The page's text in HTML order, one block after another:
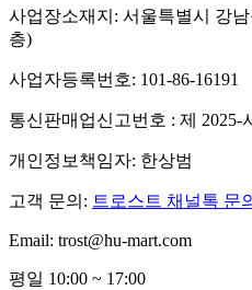
사업장소재지: 서울특별시 강
층)
사업자등록번호: 101-86-16191
통신판매업신고번호 : 제 2025-
개인정보책임자: 한상범
고객 문의: 트로스트 채널톡 문
Email: trost@hu-mart.com
평일 10:00 ~ 17:00